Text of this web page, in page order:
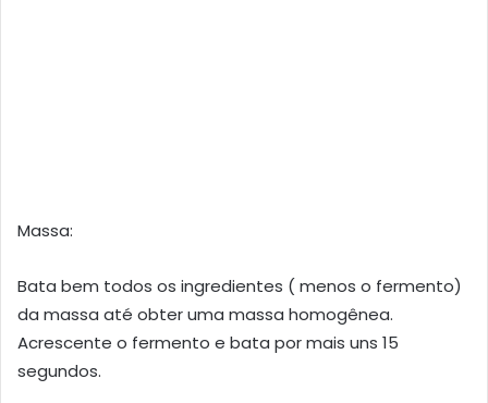
Massa:
Bata bem todos os ingredientes ( menos o fermento)
da massa até obter uma massa homogênea.
Acrescente o fermento e bata por mais uns 15
segundos.